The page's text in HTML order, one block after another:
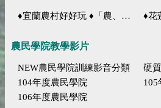
♦宜蘭農村好好玩 ♦「農、藝、山、水」四條遊程推薦 ♦花蓮農
農民學院教學影片
NEW農民學院訓練影音分類
硬
104年度農民學院
105
106年度農民學院